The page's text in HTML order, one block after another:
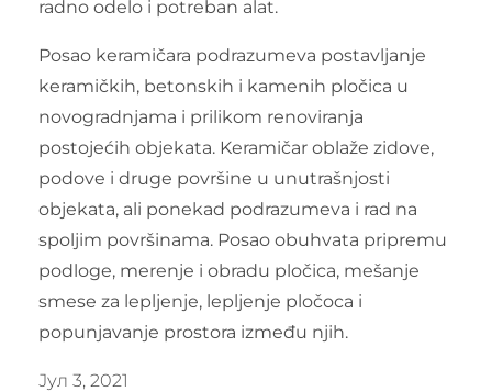
radno odelo i potreban alat.
Posao keramičara podrazumeva postavljanje
keramičkih, betonskih i kamenih pločica u
novogradnjama i prilikom renoviranja
postojećih objekata. Keramičar oblaže zidove,
podove i druge površine u unutrašnjosti
objekata, ali ponekad podrazumeva i rad na
spoljim površinama. Posao obuhvata pripremu
podloge, merenje i obradu pločica, mešanje
smese za lepljenje, lepljenje pločoca i
popunjavanje prostora između njih.
Јул 3, 2021